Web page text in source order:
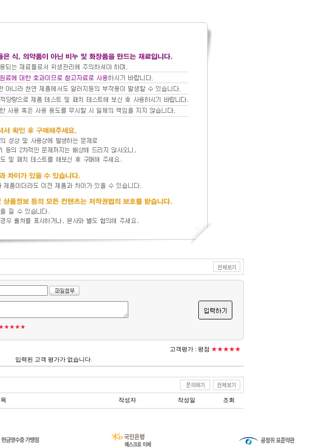
고객평가 : 평점 ★★★★★
입력된 고객 평가가 없습니다.
작성자 작성일 조회